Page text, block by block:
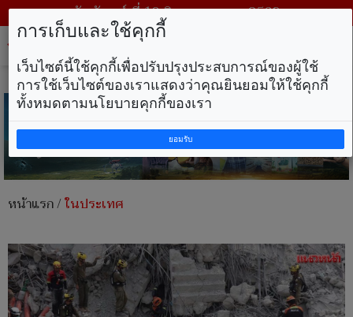
วันจันทร์ ที่ 10 สิงหาคม พ.ศ. 2569
หน้าแรก/ในประเทศ
การเก็บและใช้คุกกี้
เว็บไซต์นี้ใช้คุกกี้เพื่อปรับปรุงประสบการณ์ของผู้ใช้
การใช้เว็บไซต์ของเราแสดงว่าคุณยินยอมให้ใช้คุกกี้
ทั้งหมดตามนโยบายคุกกี้ของเรา
ยอมรับ